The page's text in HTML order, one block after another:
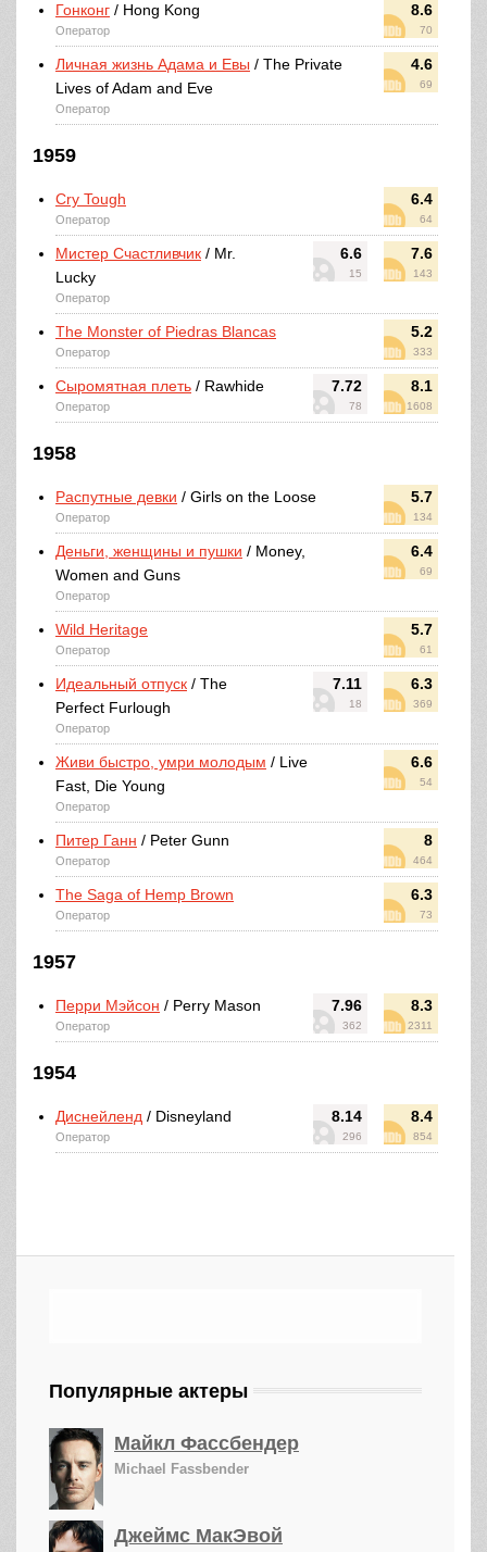
8.6
70
Гонконг / Hong Kong
Оператор
4.6
69
Личная жизнь Адама и Евы / The Private
Lives of Adam and Eve
Оператор
1959
6.4
64
Cry Tough
Оператор
6.6
15
7.6
143
Мистер Счастливчик / Mr.
Lucky
Оператор
5.2
333
The Monster of Piedras Blancas
Оператор
7.72
78
8.1
1608
Сыромятная плеть / Rawhide
Оператор
1958
5.7
134
Распутные девки / Girls on the Loose
Оператор
6.4
69
Деньги, женщины и пушки / Money,
Women and Guns
Оператор
5.7
61
Wild Heritage
Оператор
7.11
18
6.3
369
Идеальный отпуск / The
Perfect Furlough
Оператор
6.6
54
Живи быстро, умри молодым / Live
Fast, Die Young
Оператор
8
464
Питер Ганн / Peter Gunn
Оператор
6.3
73
The Saga of Hemp Brown
Оператор
1957
7.96
362
8.3
2311
Перри Мэйсон / Perry Mason
Оператор
1954
8.14
296
8.4
854
Диснейленд / Disneyland
Оператор
Популярные актеры
Майкл Фассбендер
Michael Fassbender
Джеймс МакЭвой